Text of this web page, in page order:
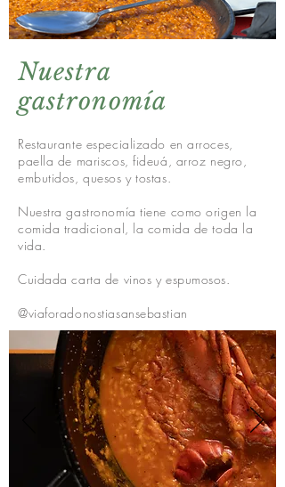
Nuestra
gastronomía
Restaurante especializado en arroces,
paella de mariscos, fideuá, arroz negro,
embutidos, quesos y tostas.
Nuestra gastronomía tiene como origen la
comida tradicional, la comida de toda la
vida.
Cuidada carta de vinos y espumosos.
@viaforadonostiasansebastian